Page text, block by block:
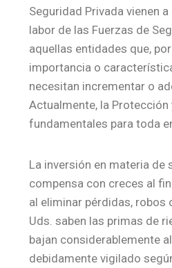
Seguridad Privada vienen
labor de las Fuerzas de
aquellas entidades que,
importancia o
necesitan incrementar o
Actualmente, la Protección
fundamentales para toda
La inversión en materia de
compensa con creces al
al eliminar pérdidas, robos
Uds. saben las primas de
bajan considerablemente
debidamente vigilado